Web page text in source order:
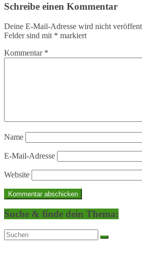
Schreibe einen Kommentar
Deine E-Mail-Adresse wird nicht
Felder sind mit * markiert
Kommentar *
Name
E-Mail-Adresse
Website
Suche & finde dein Thema: